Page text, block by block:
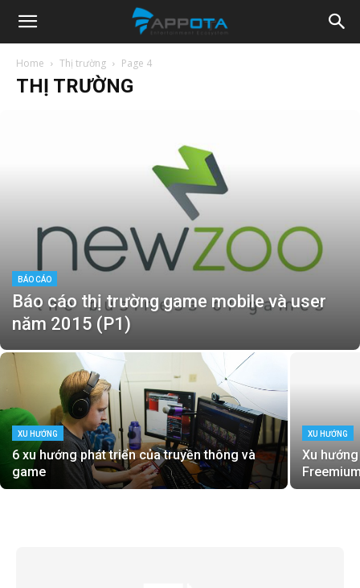
Appota
News
Home Thị trường Page 4
THỊ TRƯỜNG
BÁO CÁO
Báo cáo thị trường game mobile và user
năm 2015 (P1)
XU HƯỚNG
6 xu hướng phát triển của truyền thông và
game
XU HƯỚNG
Xu